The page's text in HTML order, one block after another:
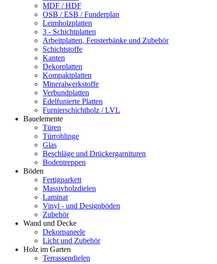
MDF / HDF
OSB / ESB / Funderplan
Leimholzplatten
3 - Schichtplatten
Arbeitplatten, Fensterbänke und Zubehör
Schichtstoffe
Kanten
Dekorplatten
Kompaktplatten
Mineralwerkstoffe
Verbundplatten
Edelfunierte Platten
Furnierschichtholz / LVL
Bauelemente
Türen
Türrohlinge
Glas
Beschläge und Drückergarnituren
Bodentreppen
Böden
Fertigparkett
Massivholzdielen
Laminat
Vinyl - und Designböden
Zubehör
Wand und Decke
Dekorpaneele
Licht und Zubehör
Holz im Garten
Terrassendielen